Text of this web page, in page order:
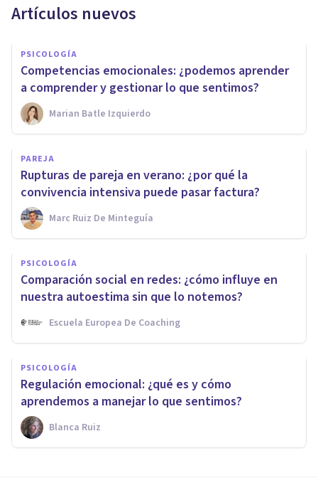
Artículos nuevos
PSICOLOGÍA
Competencias emocionales: ¿podemos aprender
a comprender y gestionar lo que sentimos?
Marian Batle Izquierdo
PAREJA
Rupturas de pareja en verano: ¿por qué la
convivencia intensiva puede pasar factura?
Marc Ruiz De Minteguía
PSICOLOGÍA
Comparación social en redes: ¿cómo influye en
nuestra autoestima sin que lo notemos?
Escuela Europea De Coaching
PSICOLOGÍA
Regulación emocional: ¿qué es y cómo
aprendemos a manejar lo que sentimos?
Blanca Ruiz